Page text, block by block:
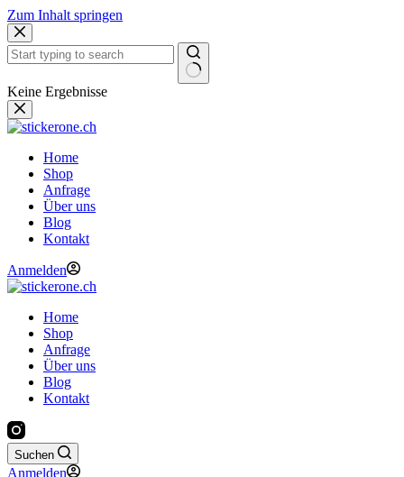
Zum Inhalt springen
Keine Ergebnisse
Home
Shop
Anfrage
Über uns
Blog
Kontakt
Anmelden
Home
Shop
Anfrage
Über uns
Blog
Kontakt
Suchen
Anmelden